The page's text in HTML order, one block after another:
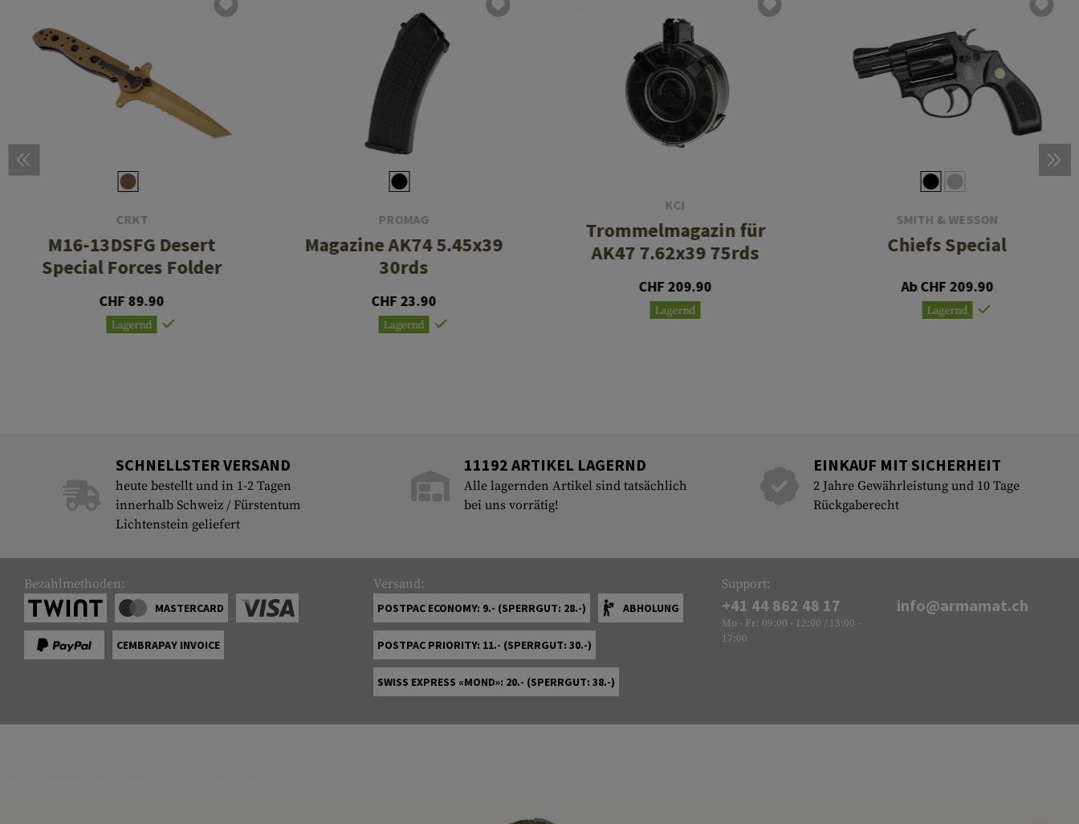
CRKT
M16-13DSFG Desert
Special Forces Folder
CHF 89.90
Lagernd
PROMAG
Magazine AK74 5.45x39
30rds
CHF 23.90
Lagernd
KCI
Trommelmagazin für
AK47 7.62x39 75rds
CHF 209.90
Lagernd
SMITH & WESSON
Chiefs Special
Ab CHF 209.90
Lagernd
SCHNELLSTER VERSAND
heute bestellt und in 1-2 Tagen
innerhalb Schweiz / Fürstentum
Lichtenstein geliefert
11192 ARTIKEL LAGERND
Alle lagernden Artikel sind tatsächlich
bei uns vorrätig!
EINKAUF MIT SICHERHEIT
2 Jahre Gewährleistung und 10 Tage
Rückgaberecht
Bezahlmethoden:
MASTERCARD
CEMBRAPAY INVOICE
Versand:
POSTPAC ECONOMY: 9.- (SPERRGUT: 28.-) ABHOLUNG
POSTPAC PRIORITY: 11.- (SPERRGUT: 30.-)
SWISS EXPRESS «MOND»: 20.- (SPERRGUT: 38.-)
Support:
+41 44 862 48 17
Mo - Fr: 09:00 - 12:00 / 13:00 -
17:00
info@armamat.ch